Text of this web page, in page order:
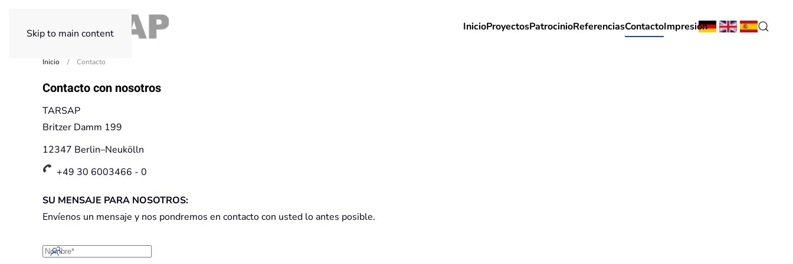
Skip to main content
InicioProyectosPatrocinioReferenciasContactoImpresión
Inicio Contacto
Contacto con nosotros
TARSAP
Britzer Damm 199
12347 Berlin–Neukölln
+49 30 6003466 - 0
SU MENSAJE PARA NOSOTROS:
Envíenos un mensaje y nos pondremos en contacto con usted lo antes posible.